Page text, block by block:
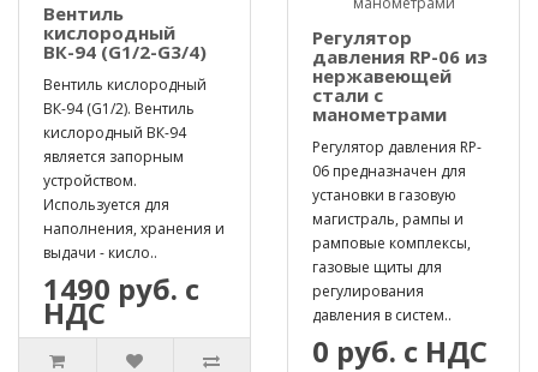
Вентиль
кислородный
ВК-94 (G1/2-G3/4)
Вентиль кислородный
ВК-94 (G1/2). Вентиль
кислородный ВК-94
является запорным
устройством.
Используется для
наполнения, хранения и
выдачи - кисло..
1490 руб. с
НДС
Регулятор
давления RP-06 из
нержавеющей
стали с
манометрами
Регулятор давления RP-
06 предназначен для
установки в газовую
магистраль, рампы и
рамповые комплексы,
газовые щиты для
регулирования
давления в систем..
0 руб. с НДС